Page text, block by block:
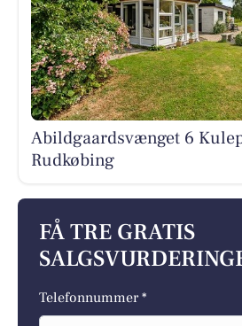
Abildgaardsvænget 6
Rudkøbing
FÅ TRE GRATIS
Telefonnummer *